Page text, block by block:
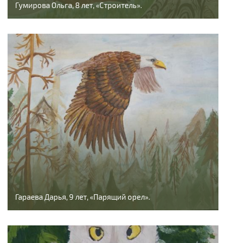
Гумирова Ольга, 8 лет, «Строитель».
Гараева Дарья, 9 лет, «Парящий орел».